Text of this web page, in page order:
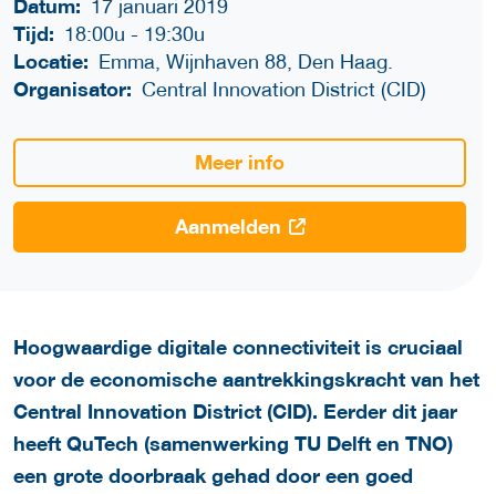
Datum: 17 januari 2019
Tijd: 18:00u- 19:30u
Locatie: Emma, Wijnhaven 88, Den Haag.
Organisator: Central Innovation District (CID)
Meer info
Aanmelden
Hoogwaardige digitale connectiviteit is cruciaal
voor de economische aantrekkingskracht van het
Central Innovation District (CID). Eerder dit jaar
heeft QuTech (samenwerking TU Delft en TNO)
een grote doorbraak gehad door een goed